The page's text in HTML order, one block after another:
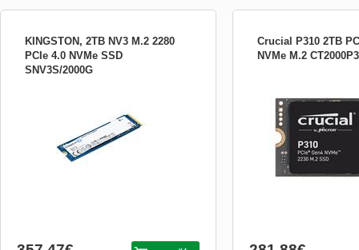
KINGSTON, 2TB NV3 M.2 2280
PCIe 4.0 NVMe SSD
SNV3S/2000G
Crucial P310 2TB
NVMe M.2
NVMe M.2